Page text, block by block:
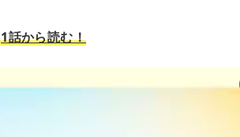
1話から読む！